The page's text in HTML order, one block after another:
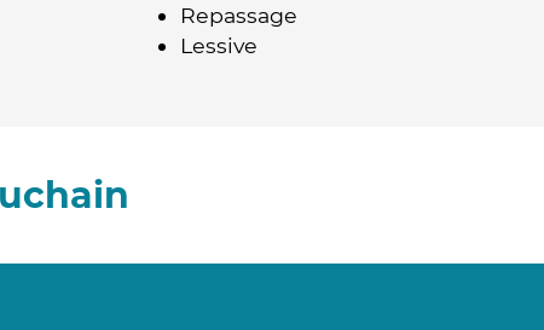
Repassage
Lessive